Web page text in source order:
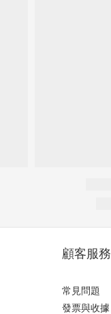
顧客服務
常見問題
發票與收據